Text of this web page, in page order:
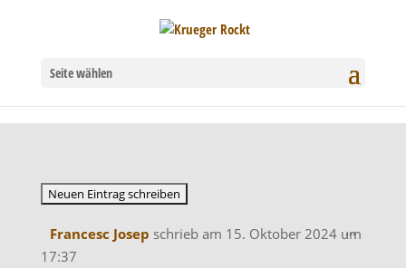
Seite wählen
Francesc Josep schrieb am 15. Oktober 2024 um
17:37
...Diese